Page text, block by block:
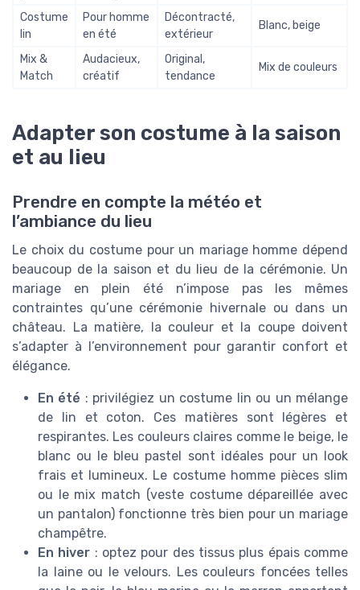
Costume
lin
Pour homme
en été
Décontracté,
extérieur
Blanc, beige
Mix &
Match
Audacieux,
créatif
Original,
tendance
Mix de couleurs
Adapter son costume à la saison
et au lieu
Prendre en compte la météo et
l’ambiance du lieu
Le choix du costume pour un mariage homme dépend
beaucoup de la saison et du lieu de la cérémonie. Un
mariage en plein été n’impose pas les mêmes
contraintes qu’une cérémonie hivernale ou dans un
château. La matière, la couleur et la coupe doivent
s’adapter à l’environnement pour garantir confort et
élégance.
En été : privilégiez un costume lin ou un mélange
de lin et coton. Ces matières sont légères et
respirantes. Les couleurs claires comme le beige, le
blanc ou le bleu pastel sont idéales pour un look
frais et lumineux. Le costume homme pièces slim
ou le mix match (veste costume dépareillée avec
un pantalon) fonctionne très bien pour un mariage
champêtre.
En hiver : optez pour des tissus plus épais comme
la laine ou le velours. Les couleurs foncées telles